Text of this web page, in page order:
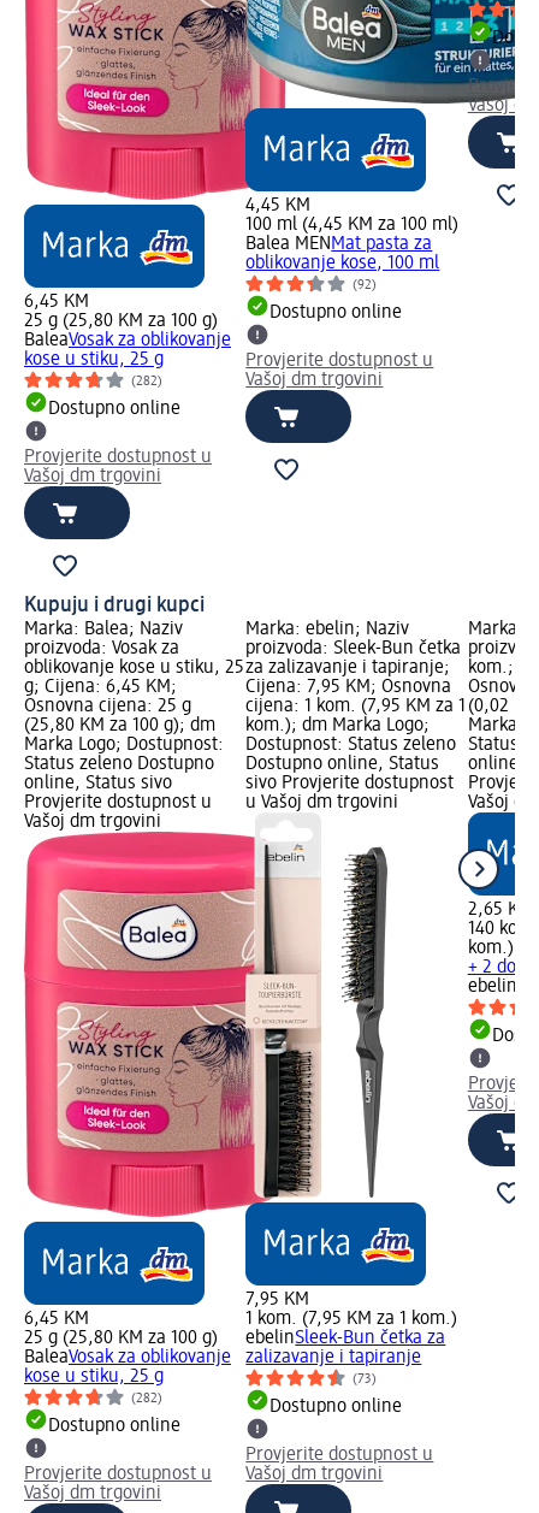
6,45 KM
25 g (25,80 KM za 100 g)
BaleaVosak za oblikovanje
kose u stiku, 25 g
(282)
Dostupno online
Provjerite dostupnost u
Vašoj dm trgovini
4,45 KM
100 ml (4,45 KM za 100 ml)
Balea MEN Mat pasta za
oblikovanje kose, 100 ml
(92)
Dostupno online
Provjerite dostupnost u
Vašoj dm trgovini
Vašoj
Kupuju i drugi kupci
Marka: Balea; Naziv
proizvoda: Vosak za
oblikovanje kose u stiku, 25
g; Cijena: 6,45 KM;
Osnovna cijena: 25 g
(25,80 KM za 100 g); dm
Marka Logo; Dostupnost:
Status zeleno Dostupno
online, Status sivo
Provjerite dostupnost u
Vašoj dm trgovini
6,45 KM
25 g (25,80 KM za 100 g)
BaleaVosak za oblikovanje
kose u stiku, 25 g
(282)
Dostupno online
Provjerite dostupnost u
Vašoj dm trgovini
Marka: ebelin; Naziv
proizvoda: Sleek-Bun četka
za zalizavanje i tapiranje;
Cijena: 7,95 KM; Osnovna
cijena: 1 kom. (7,95 KM za 1
kom.); dm Marka Logo;
Dostupnost: Status zeleno
Dostupno online, Status
sivo Provjerite dostupnost
u Vašoj dm trgovini
7,95 KM
1 kom. (7,95 KM za 1 kom.)
ebelinSleek-Bun četka za
zalizavanje i tapiranje
(73)
Dostupno online
Provjerite dostupnost u
Vašoj dm trgovini
Marka:
kom.;
(0,02
Marka
Status
online,
Vašoj
2,65 KM
140
kom.)
+ 2
ebelin
Vašoj